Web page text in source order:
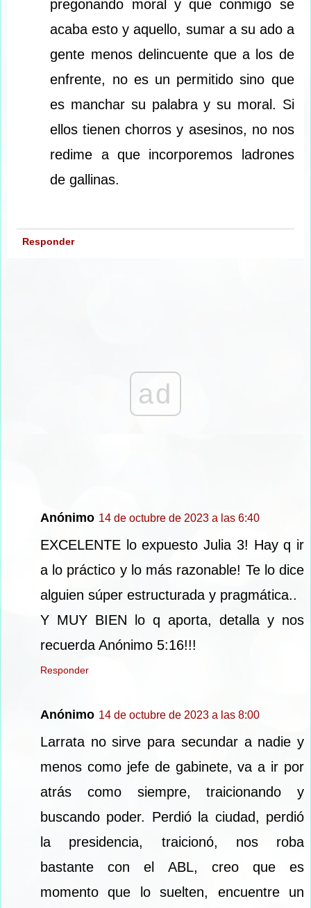
pregonando moral y que conmigo se
acaba esto y aquello, sumar a su ado a
gente menos delincuente que a los de
enfrente, no es un permitido sino que
es manchar su palabra y su moral. Si
ellos tienen chorros y asesinos, no nos
redime a que incorporemos ladrones
de gallinas.
Responder
ad
Anónimo 14 de octubre de 2023 a las 6:40
EXCELENTE lo expuesto Julia 3! Hay q ir
a lo práctico y lo más razonable! Te lo dice
alguien súper estructurada y pragmática..
Y MUY BIEN lo q aporta, detalla y nos
recuerda Anónimo 5:16!!!
Responder
Anónimo 14 de octubre de 2023 a las 8:00
Larrata no sirve para secundar a nadie y
menos como jefe de gabinete, va a ir por
atrás como siempre, traicionando y
buscando poder. Perdió la ciudad, perdió
la presidencia, traicionó, nos roba
bastante con el ABL, creo que es
momento que lo suelten, encuentre un